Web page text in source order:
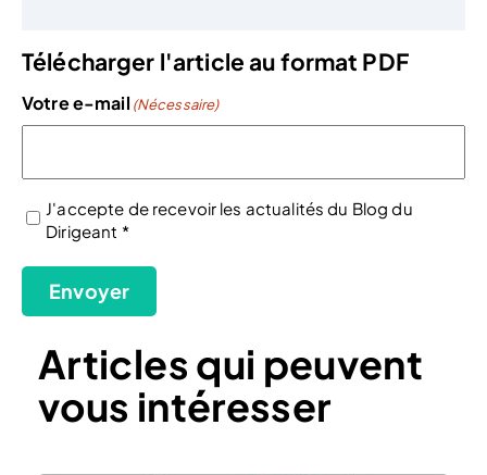
Télécharger l'article au format PDF
Votre e-mail (Nécessaire)
(Nécessaire)
J'accepte de recevoir les actualités du Blog du
Dirigeant *
Envoyer
Articles qui peuvent
vous intéresser